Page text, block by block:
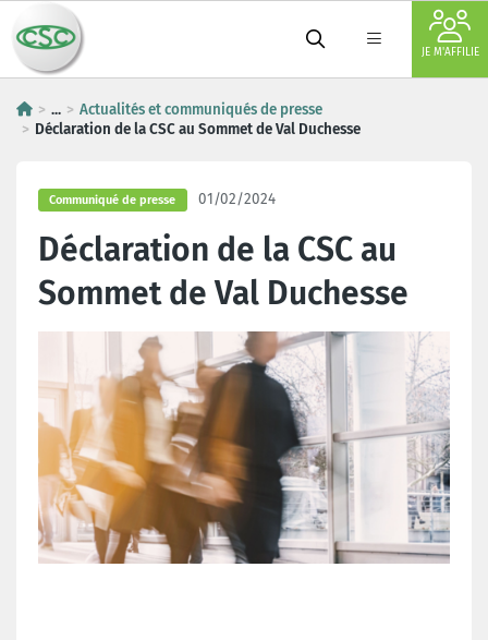
JE M'AFFILIE
...
Actualités et communiqués de presse
Déclaration de la CSC au Sommet de Val Duchesse
Communiqué de presse 01/02/2024
Déclaration de la CSC au
Sommet de Val Duchesse